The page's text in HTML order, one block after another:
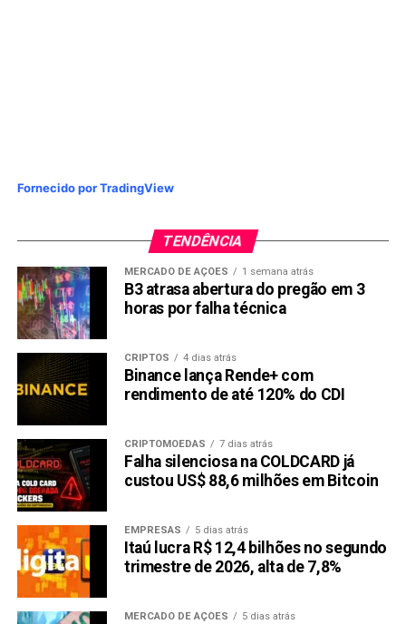
Fornecido por TradingView
TENDÊNCIA
MERCADO DE AÇÕES 1 semana atrás
B3 atrasa abertura do pregão em 3
horas por falha técnica
CRIPTOS 4 dias atrás
Binance lança Rende+ com
rendimento de até 120% do CDI
CRIPTOMOEDAS 7 dias atrás
Falha silenciosa na COLDCARD já
custou US$ 88,6 milhões em Bitcoin
EMPRESAS 5 dias atrás
Itaú lucra R$ 12,4 bilhões no segundo
trimestre de 2026, alta de 7,8%
MERCADO DE AÇÕES 5 dias atrás